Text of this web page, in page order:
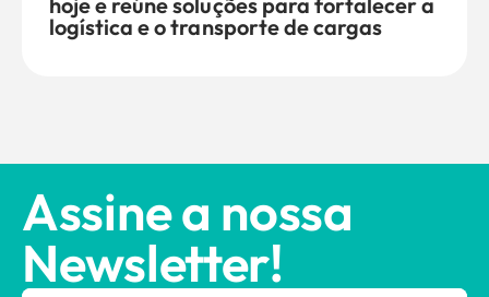
logística e o transporte de cargas
Assine a nossa
Newsletter!